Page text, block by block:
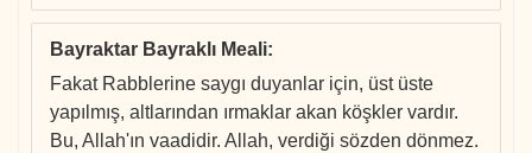
Bayraktar Bayraklı Meali:
Fakat Rabblerine saygı duyanlar için, üst üste
yapılmış, altlarından ırmaklar akan köşkler vardır.
Bu, Allah'ın vaadidir. Allah, verdiği sözden dönmez.